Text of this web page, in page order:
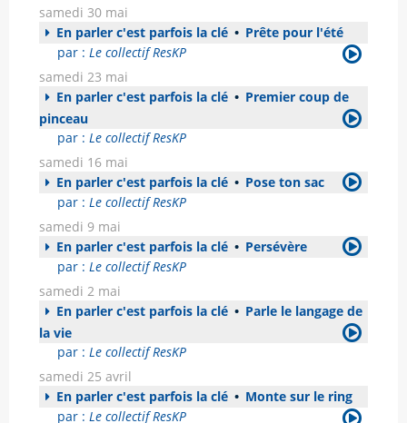
samedi 30 mai
En parler c'est parfois la clé • Prête pour l'été
par : Le collectif ResKP
samedi 23 mai
En parler c'est parfois la clé • Premier coup de
pinceau
par : Le collectif ResKP
samedi 16 mai
En parler c'est parfois la clé • Pose ton sac
par : Le collectif ResKP
samedi 9 mai
En parler c'est parfois la clé • Persévère
par : Le collectif ResKP
samedi 2 mai
En parler c'est parfois la clé • Parle le langage de
la vie
par : Le collectif ResKP
samedi 25 avril
En parler c'est parfois la clé • Monte sur le ring
par : Le collectif ResKP